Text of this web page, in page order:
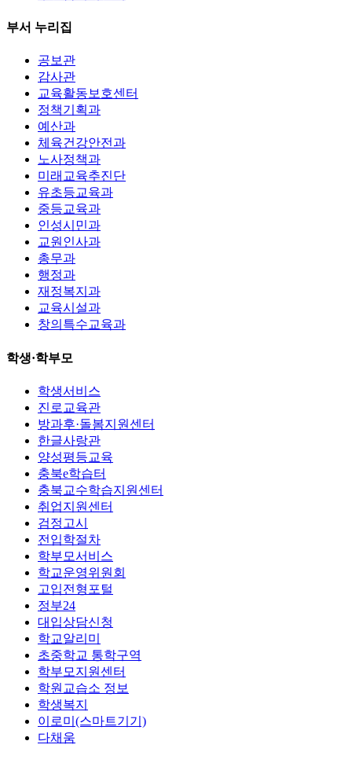
부서 누리집
공보관
감사관
교육활동보호센터
정책기획과
예산과
체육건강안전과
노사정책과
미래교육추진단
유초등교육과
중등교육과
인성시민과
교원인사과
총무과
행정과
재정복지과
교육시설과
창의특수교육과
학생·학부모
학생서비스
진로교육관
방과후·돌봄지원센터
한글사랑관
양성평등교육
충북e학습터
충북교수학습지원센터
취업지원센터
검정고시
전입학절차
학부모서비스
학교운영위원회
고입전형포털
정부24
대입상담신청
학교알리미
초중학교 통학구역
학부모지원센터
학원교습소 정보
학생복지
이로미(스마트기기)
다채움